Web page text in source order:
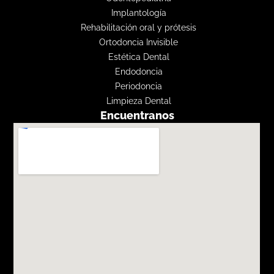
Implantología
Rehabilitación oral y prótesis
Ortodoncia Invisible
Estética Dental
Endodoncia
Periodoncia
Limpieza Dental
Encuentranos